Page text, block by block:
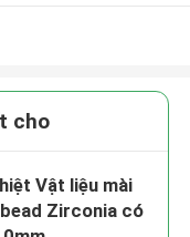
cho
Vật liệu mài
Zirconia có